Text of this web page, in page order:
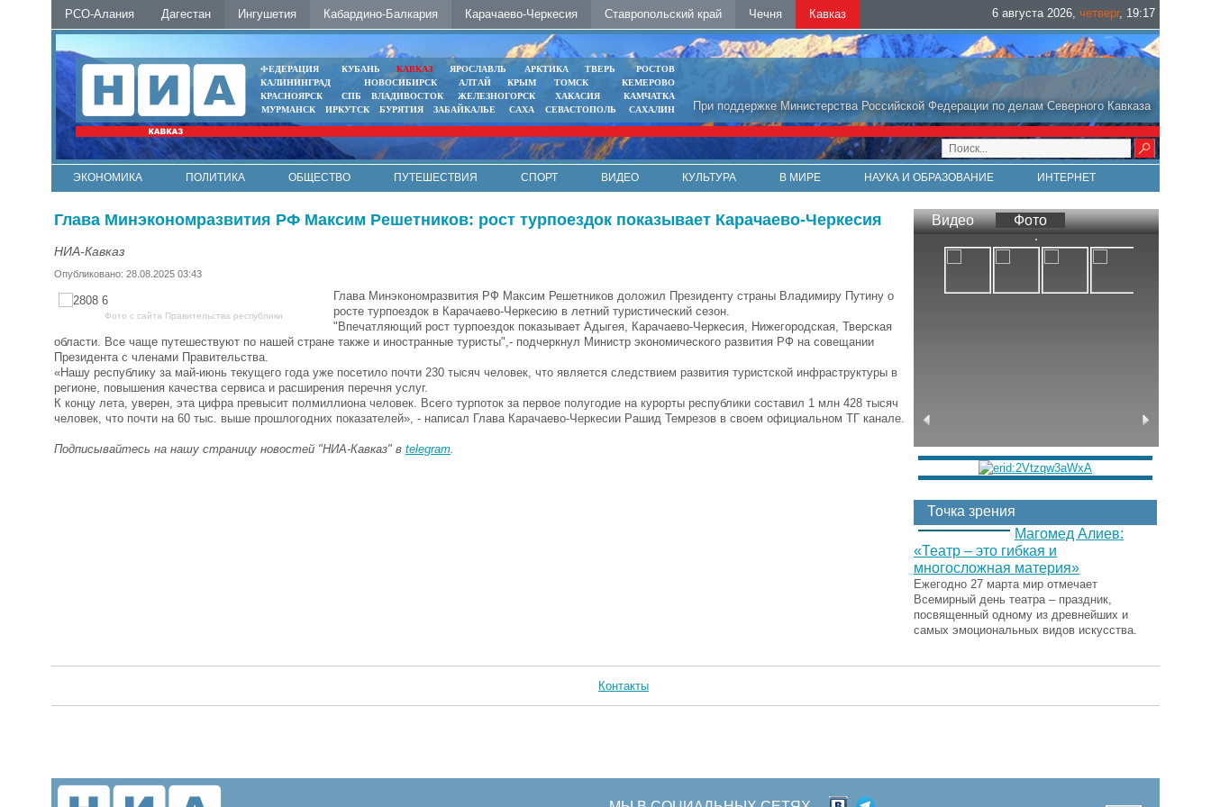
РСО-Алания Дагестан Ингушетия Кабардино-Балкария Карачаево-Черкесия Ставропольский край Чечня Кавказ 6 августа 2026, четверг, 19:17
При поддержке Министерства Российской Федерации по делам Северного Кавказа
ФЕДЕРАЦИЯ КУБАНЬ КАВКАЗ ЯРОСЛАВЛЬ АРКТИКА ТВЕРЬ
РОСТОВ
КАЛИНИНГРАД
НОВОСИБИРСК АЛТАЙ КРЫМ ТОМСК
КЕМЕРОВО
КРАСНОЯРСК
СПБ ВЛАДИВОСТОК ЖЕЛЕЗНОГОРСК ХАКАСИЯ
КАМЧАТКА
МУРМАНСК
ИРКУТСК БУРЯТИЯ ЗАБАЙКАЛЬЕ САХА СЕВАСТОПОЛЬ САХАЛИН
ЭКОНОМИКА ПОЛИТИКА ОБЩЕСТВО ПУТЕШЕСТВИЯ СПОРТ ВИДЕО КУЛЬТУРА В МИРЕ НАУКА И ОБРАЗОВАНИЕ
ИНТЕРНЕТ
Глава Минэкономразвития РФ Максим Решетников: рост турпоездок показывает Карачаево-Черкесия
НИА-Кавказ
Опубликовано: 28.08.2025 03:43
Фото с сайта Правительства республики
Глава Минэкономразвития РФ Максим Решетников доложил Президенту страны Владимиру Путину о
росте турпоездок в Карачаево-Черкесию в летний туристический сезон.
"Впечатляющий рост турпоездок показывает Адыгея, Карачаево-Черкесия, Нижегородская, Тверская
области. Все чаще путешествуют по нашей стране также и иностранные туристы",- подчеркнул Министр экономического развития РФ на совещании
Президента с членами Правительства.
«Нашу республику за май-июнь текущего года уже посетило почти 230 тысяч человек, что является следствием развития туристской инфраструктуры в
регионе, повышения качества сервиса и расширения перечня услуг.
К концу лета, уверен, эта цифра превысит полмиллиона человек. Всего турпоток за первое полугодие на курорты республики составил 1 млн 428 тысяч
человек, что почти на 60 тыс. выше прошлогодних показателей», - написал Глава Карачаево-Черкесии Рашид Темрезов в своем официальном ТГ канале.
Подписывайтесь на нашу страницу новостей "НИА-Кавказ" в telegram
Видео Фото
Точка зрения
Магомед Алиев:
«Театр – это гибкая и
многосложная материя»
Ежегодно 27 марта мир отмечает
Всемирный день театра – праздник,
посвященный одному из древнейших и
самых эмоциональных видов искусства.
Контакты